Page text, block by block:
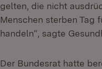
gelten, die nicht
Menschen sterben Tag
handeln“, sagte
Der Bundesrat hatte